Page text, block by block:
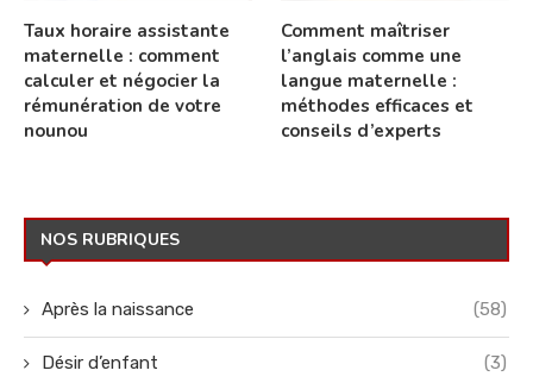
Taux horaire assistante
maternelle : comment
calculer et négocier la
rémunération de votre
nounou
Comment maîtriser
l’anglais comme une
langue maternelle :
méthodes efficaces et
conseils d’experts
NOS RUBRIQUES
Après la naissance (58)
Désir d’enfant (3)